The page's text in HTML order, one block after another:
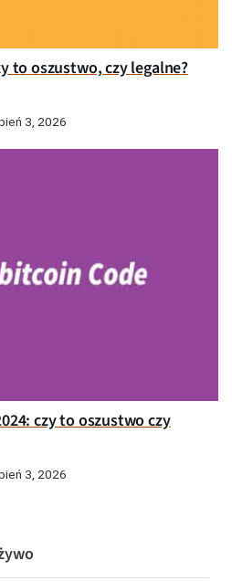
to oszustwo, czy legalne?
3, 2026
czy to oszustwo czy
3, 2026